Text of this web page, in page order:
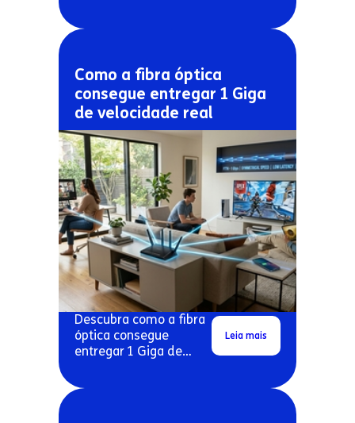
costumam travar mais.
Como a fibra óptica
consegue entregar 1 Giga
de velocidade real
Descubra como a fibra
óptica consegue
entregar 1 Giga de
conexões residenciais.
Leia mais